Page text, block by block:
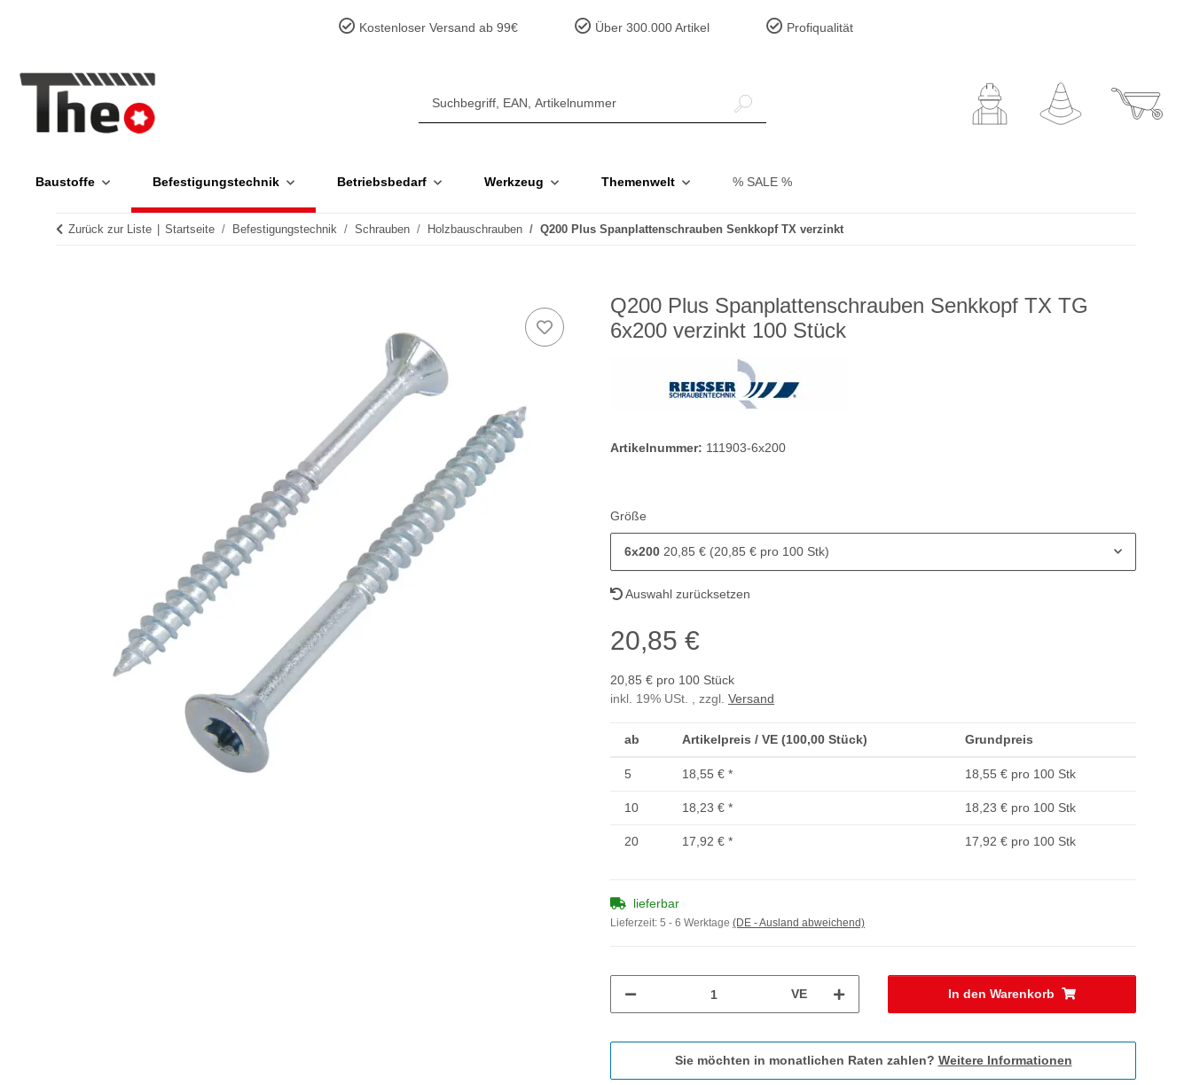
Kostenloser Versand ab 99€ Über 300.000 Artikel Profiqualität
Baustoffe Befestigungstechnik Betriebsbedarf Werkzeug Themenwelt % SALE %
Zurück zur Liste Startseite Befestigungstechnik Schrauben Holzbauschrauben Q200 Plus Spanplattenschrauben Senkkopf TX verzinkt
Q200 Plus Spanplattenschrauben Senkkopf TX TG
6x200 verzinkt 100 Stück
Artikelnummer: 111903-6x200
Größe
6x200 20,85 € (20,85 € pro 100 Stk)
Auswahl zurücksetzen
20,85 €
20,85 € pro 100 Stück
inkl. 19% USt. , zzgl. Versand
ab Artikelpreis / VE (100,00 Stück) Grundpreis
5 18,55 € * 18,55 € pro 100 Stk
10 18,23 € * 18,23 € pro 100 Stk
20 17,92 € * 17,92 € pro 100 Stk
lieferbar
Lieferzeit: 5 - 6 Werktage (DE - Ausland abweichend)
VE In den Warenkorb
Sie möchten in monatlichen Raten zahlen? Weitere Informationen